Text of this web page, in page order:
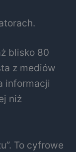
blisko 80
z mediów
informacji
niż
To cyfrowe